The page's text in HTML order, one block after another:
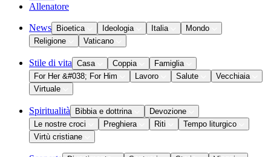
Allenatore
News Bioetica Ideologia Italia
Mondo
Religione
Vaticano
Stile di vita Casa Coppia
Famiglia
For Her &#038; For Him
Lavoro Salute
Vecchiaia
Virtuale
Spiritualità Bibbia e dottrina
Devozione
Le nostre croci
Preghiera Riti
Tempo liturgico
Virtù cristiane